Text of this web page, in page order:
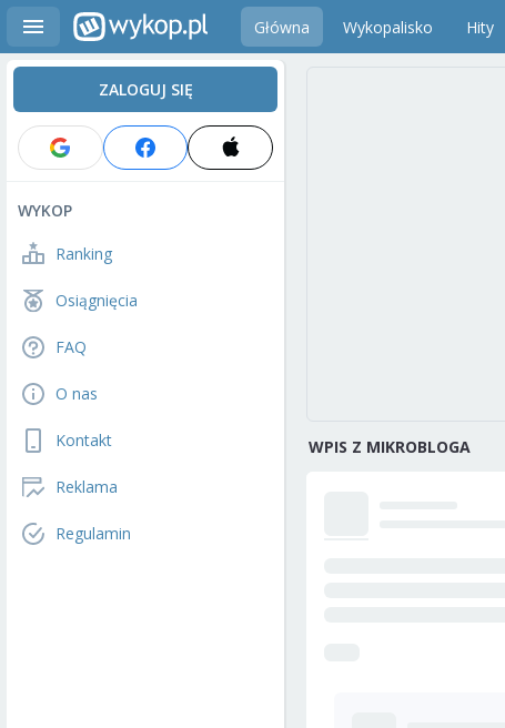
Główna Wykopalisko Hity
ZALOGUJ SIĘ
WYKOP
Ranking
Osiągnięcia
FAQ
O nas
Kontakt
Reklama
Regulamin
WPIS Z MIKROBLOGA